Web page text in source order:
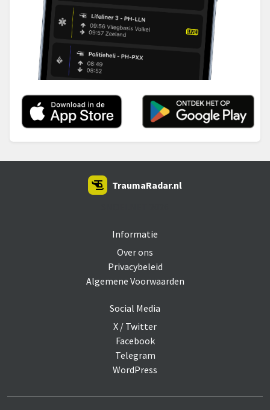
Informatie
Over ons
Privacybeleid
Algemene Voorwaarden
Social Media
X / Twitter
Facebook
Telegram
WordPress
TraumaRadar.nl